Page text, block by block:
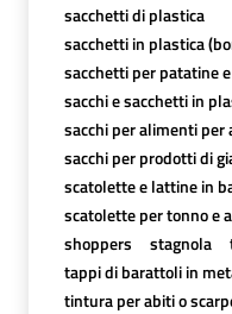
sacchetti di plastica
sacchetti in plastica
sacchetti per patatine
sacchi e sacchetti in
sacchi per alimenti per
sacchi per prodotti di
scatolette e lattine in
scatolette per tonno e
shoppers
stagnola
tappi di barattoli in
tintura per abiti o